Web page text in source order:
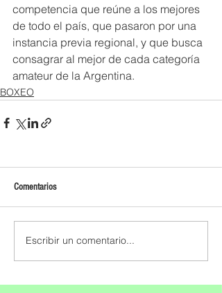
competencia que reúne a los mejores
de todo el país, que pasaron por una
instancia previa regional, y que busca
consagrar al mejor de cada categoría
amateur de la Argentina.
BOXEO
Comentarios
Escribir un comentario...